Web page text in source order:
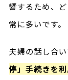
響するため、
常に多いです。
夫婦の話し合
停」手続きを